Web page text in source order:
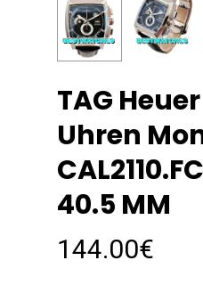
TAG
Uhren
40.5 MM
144.00€